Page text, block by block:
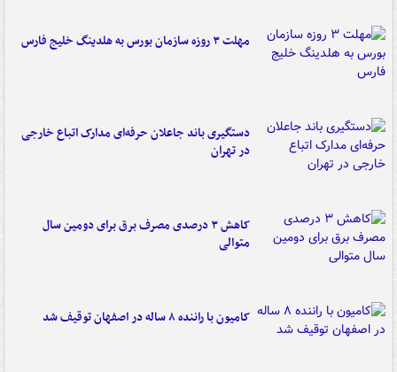
مهلت ۳ روزه سازمان بورس به هلدینگ خلیج فارس
دستگیری باند جاعلان حرفه‌ای مدارک اتباع خارجی
در تهران
کاهش ۳ درصدی مصرف برق برای دومین سال
متوالی
کامیون با راننده ۸ ساله در اصفهان توقیف شد